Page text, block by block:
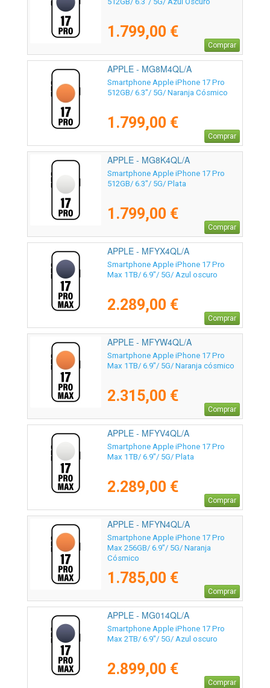
1.799,00 €
Comprar
APPLE - MG8M4QL/A
Smartphone Apple iPhone 17 Pro
512GB/ 6.3"/ 5G/ Naranja Cósmico
1.799,00 €
Comprar
APPLE - MG8K4QL/A
Smartphone Apple iPhone 17 Pro
512GB/ 6.3"/ 5G/ Plata
1.799,00 €
Comprar
APPLE - MFYX4QL/A
Smartphone Apple iPhone 17 Pro
Max 1TB/ 6.9"/ 5G/ Azul oscuro
2.289,00 €
Comprar
APPLE - MFYW4QL/A
Smartphone Apple iPhone 17 Pro
Max 1TB/ 6.9"/ 5G/ Naranja cósmico
2.315,00 €
Comprar
APPLE - MFYV4QL/A
Smartphone Apple iPhone 17 Pro
Max 1TB/ 6.9"/ 5G/ Plata
2.289,00 €
Comprar
APPLE - MFYN4QL/A
Smartphone Apple iPhone 17 Pro
Max 256GB/ 6.9"/ 5G/ Naranja
Cósmico
1.785,00 €
Comprar
APPLE - MG014QL/A
Smartphone Apple iPhone 17 Pro
Max 2TB/ 6.9"/ 5G/ Azul oscuro
2.899,00 €
Comprar